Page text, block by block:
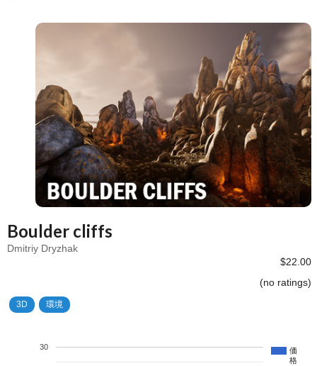
Boulder cliffs
Dmitriy Dryzhak
$22.00
(no ratings)
3D 環境
価
格
30